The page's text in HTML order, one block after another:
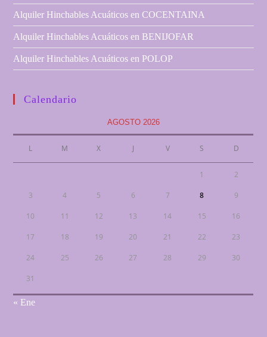
Alquiler Hinchables Acuáticos en COCENTAINA
Alquiler Hinchables Acuáticos en BENIJOFAR
Alquiler Hinchables Acuáticos en POLOP
Calendario
AGOSTO 2026
L M X J V S D
1 2
3 4 5 6 7 8 9
10 11 12 13 14 15 16
17 18 19 20 21 22 23
24 25 26 27 28 29 30
31
« Ene